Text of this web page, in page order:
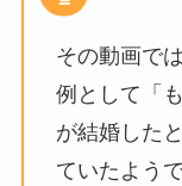
その動画で
例として「
が結婚した
ていたようで